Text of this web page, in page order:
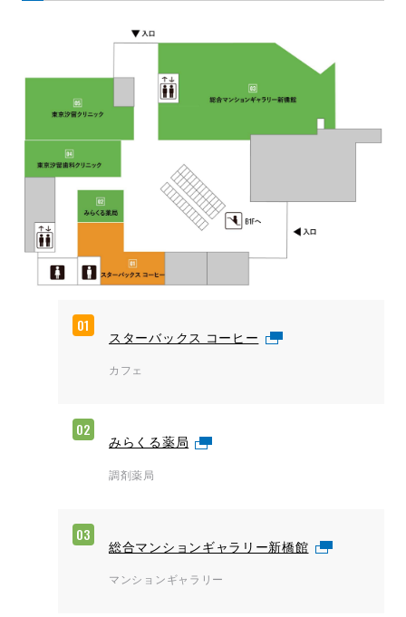
01
スターバックス コーヒー
カフェ
02
みらくる薬局
調剤薬局
03
総合マンションギャラリー新橋館
マンションギャラリー